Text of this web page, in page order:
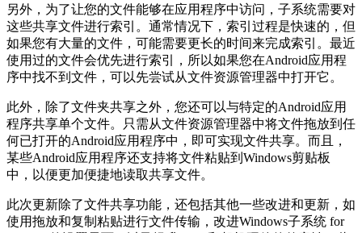
另外，为了让您的文件能够在应用程序中访问，子系统需要对
这些共享文件进行索引。通常情况下，索引过程是快速的，但
如果您有大量的文件，可能需要更长的时间来完成索引。最近
使用过的文件会优先进行索引，所以如果您在Android应用程
序中找不到文件，可以先尝试从文件资源管理器中打开它。
此外，除了文件夹共享之外，您还可以与特定的Android应用
程序共享单个文件。只需从文件资源管理器中将文件拖放到任
何已打开的Android应用程序中，即可实现文件共享。而且，
某些Android应用程序还支持将文件粘贴到Windows剪贴板
中，以便更加便捷地读取共享文件。
此次更新除了文件共享功能，还包括其他一些改进和更新，如
使用拖放和复制粘贴进行文件传输，改进Windows子系统 for